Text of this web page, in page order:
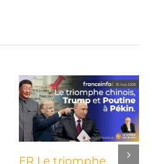
FR Le triomphe